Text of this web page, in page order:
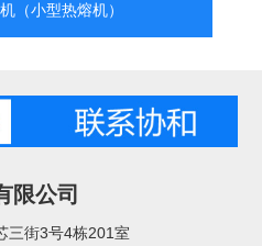
（小型热熔机）
限公司
三街3号4栋201室